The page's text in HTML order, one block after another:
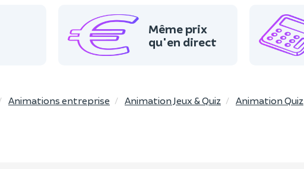
Même prix
qu'en direct
Animations entreprise Animation Jeux & Quiz Animation Quiz